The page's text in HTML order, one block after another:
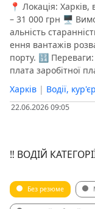
📍 Локація:
– 31 000 грн 🖥
альність
ення вантажів
порту. 🔢 Переваги:
плата заробітної
Харків | Водії,
22.06.2026 09:05
‼️ ВОДІЙ
Без резюме